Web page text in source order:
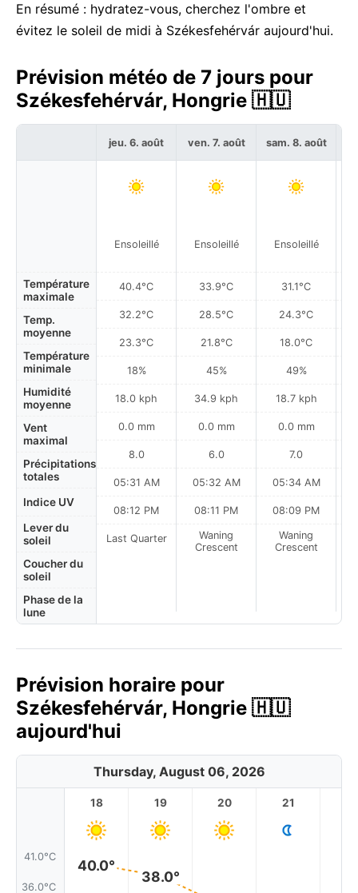
En résumé : hydratez-vous, cherchez l'ombre et
évitez le soleil de midi à Székesfehérvár aujourd'hui.
Prévision météo de 7 jours pour
Székesfehérvár, Hongrie 🇭🇺
Température
maximale
Temp.
moyenne
Température
minimale
Humidité
moyenne
Vent
maximal
Précipitations
totales
Indice UV
Lever du
soleil
Coucher du
soleil
Phase de la
lune
jeu. 6. août
Ensoleillé
40.4°C
32.2°C
23.3°C
18%
18.0 kph
0.0 mm
8.0
05:31 AM
08:12 PM
Last Quarter
ven. 7. août
Ensoleillé
33.9°C
28.5°C
21.8°C
45%
34.9 kph
0.0 mm
6.0
05:32 AM
08:11 PM
Waning
Crescent
sam. 8. août
Ensoleillé
31.1°C
24.3°C
18.0°C
49%
18.7 kph
0.0 mm
7.0
05:34 AM
08:09 PM
Waning
Crescent
Prévision horaire pour
Székesfehérvár, Hongrie 🇭🇺
aujourd'hui
Thursday, August 06, 2026
41.0°C
36.0°C
18
40.0°
19
38.0°
20 21